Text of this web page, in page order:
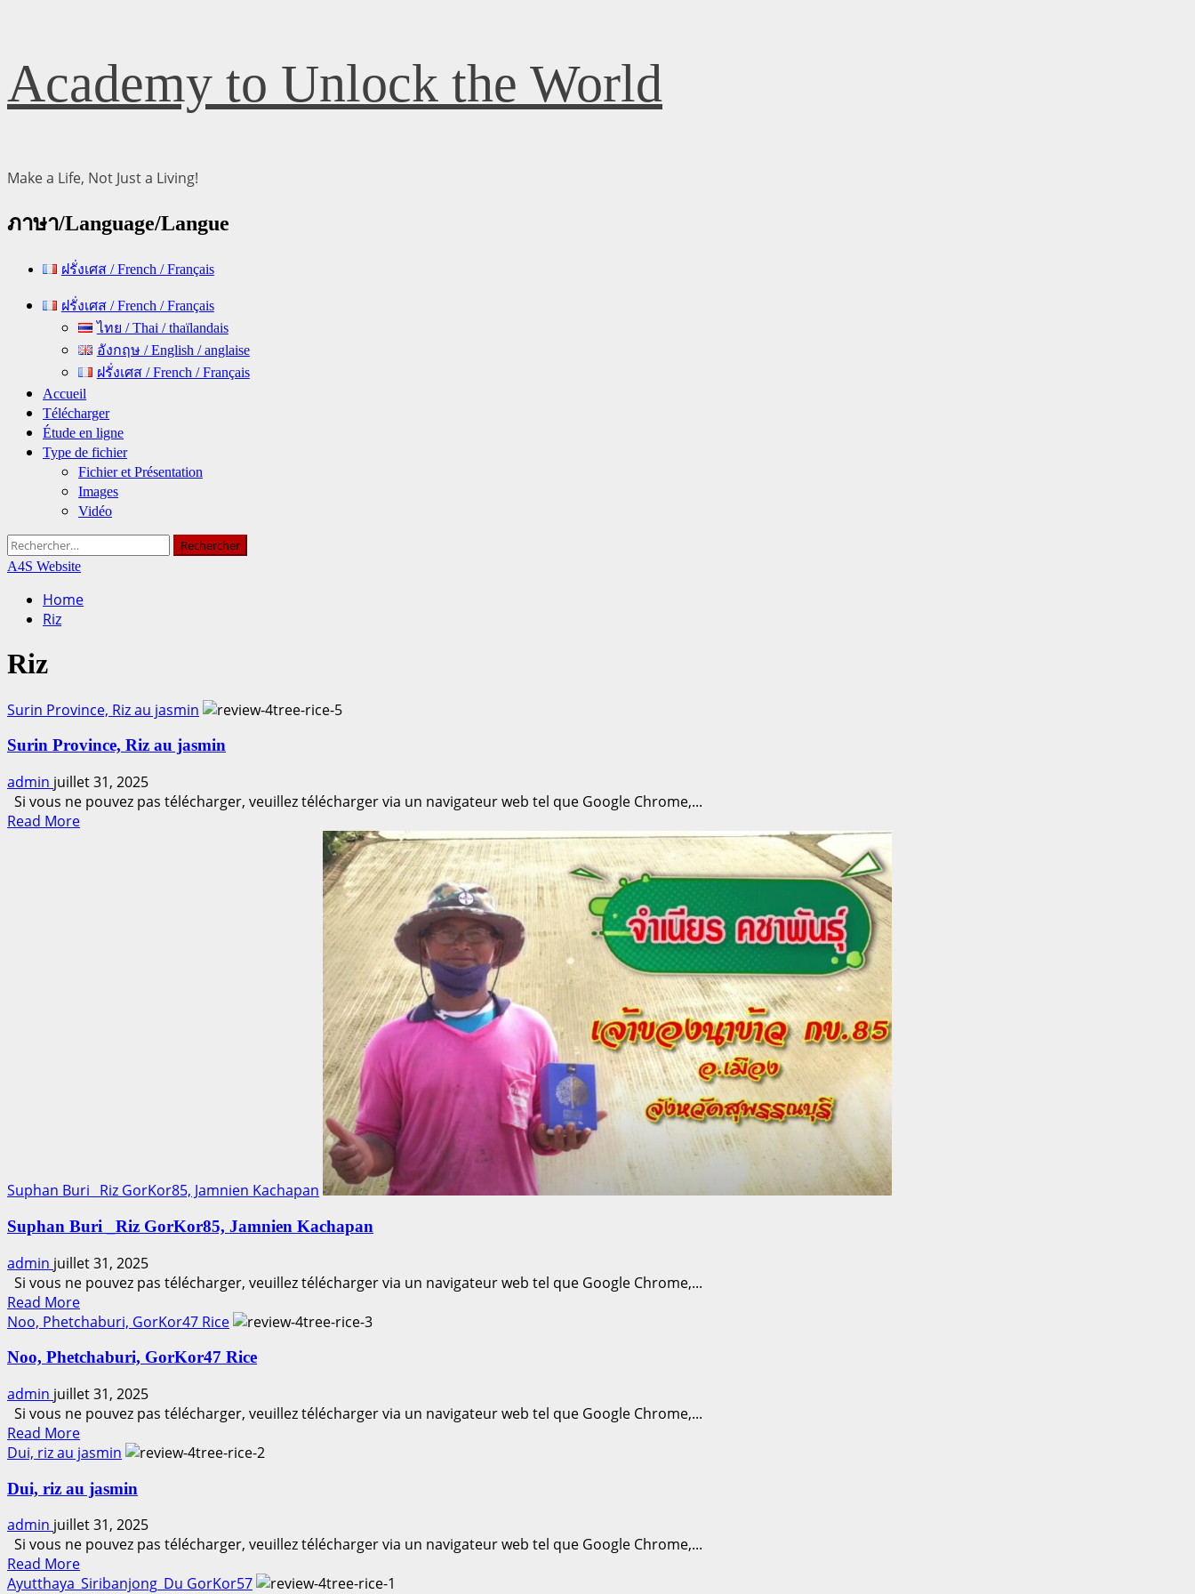
Skip
to
content
Academy to Unlock the World
Make a Life, Not Just a Living!
ภาษา/Language/Langue
ฝรั่งเศส / French / Français
Primary ฝรั่งเศส / French / Français
ไทย / Thai / thaïlandais
อังกฤษ / English / anglaise
ฝรั่งเศส / French / Français
Accueil
Télécharger
Étude en ligne
Type de fichier
Fichier et Présentation
Images
Vidéo
Rechercher :
A4S Website
Home
Riz
Riz
Surin Province, Riz au jasmin
Surin Province, Riz au jasmin
admin juillet 31, 2025
Si vous ne pouvez pas télécharger, veuillez télécharger via un navigateur web tel que Google Chrome,...
Read MoreRead
Suphan Buri _Riz GorKor85, Jamnien Kachapan
Suphan Buri _Riz GorKor85, Jamnien Kachapan
admin juillet 31, 2025
Si vous ne pouvez pas télécharger, veuillez télécharger via un navigateur web tel que Google Chrome,...
Read MoreRead
more
Suphan
_Riz
GorKor85,
Jamnien
Kachapan
Noo, Phetchaburi, GorKor47 Rice
Noo, Phetchaburi, GorKor47 Rice
admin juillet 31, 2025
Si vous ne pouvez pas télécharger, veuillez télécharger via un navigateur web tel que Google Chrome,...
Read MoreRead
more
Noo,
GorKor47
Rice
Dui, riz au jasmin
Dui, riz au jasmin
admin juillet 31, 2025
Si vous ne pouvez pas télécharger, veuillez télécharger via un navigateur web tel que Google Chrome,...
Read MoreRead
more
Ayutthaya_Siribanjong_Du GorKor57